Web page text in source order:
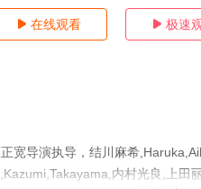
 在线观看  极速
宽导演执导，结川麻希
内村光良,上田